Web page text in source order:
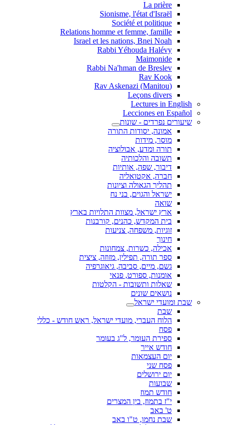
La prière
Sionisme, l'état d'Israël
Société et politique
Relations homme et femme, famille
Israel et les nations, Bnei Noah
Rabbi Yéhouda Halévy
Maimonide
Rabbi Na'hman de Breslev
Rav Kook
(Rav Askenazi (Manitou
Leçons divers
Lectures in English
Lecciones en Español
שיעורים נפרדים - שונות
אמונה, יסודות התורה
מוסר, מידות
תורה ומדע, אבולוציה
תשובה והלכותיה
דיבור, שפה, אותיות
חברה, אקטואליה
תהליך הגאולה וציונות
ישראל והגוים, בני נח
שואה
ארץ ישראל, מצוות התלויות בארץ
בית המקדש, כהנים, קורבנות
זוגיות, משפחה, צניעות
חינוך
אכילה, כשרות, צמחונות
ספר תורה, תפילין, מזוזה, ציצית
גשם, מיים, סביבה, גיאוגרפיה
אומנות, ספורט, פנאי
שאלות ותשובות - הקלטות
נושאים שונים
שבת ומועדי ישראל
שבת
הלוח העברי, מועדי ישראל, ראש חודש - כללי
פסח
ספירת העומר, ל"ג בעומר
חודש אייר
יום העצמאות
פסח שני
יום ירושלים
שבועות
חודש תמוז
י"ז בתמוז, בין המצרים
ט' באב
שבת נחמו, ט"ו באב